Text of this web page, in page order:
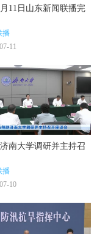
11日山东新闻联播完
播
11
南大学调研并主持召
播
10